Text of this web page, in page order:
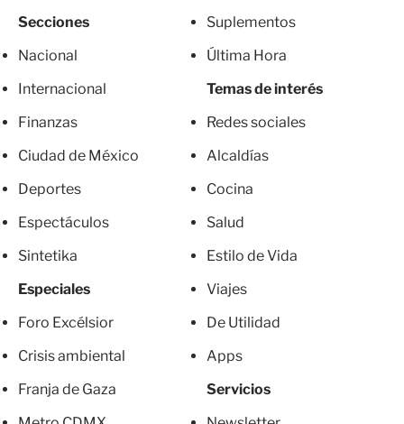
Secciones
Nacional
Internacional
Finanzas
Ciudad de México
Deportes
Espectáculos
Sintetika
Especiales
Foro Excélsior
Crisis ambiental
Franja de Gaza
Suplementos
Última Hora
Temas de interés
Redes sociales
Alcaldías
Cocina
Salud
Estilo de Vida
Viajes
De Utilidad
Apps
Servicios